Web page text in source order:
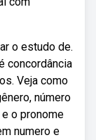
o estudo de.
concordância
Veja como
número
o pronome
numero e